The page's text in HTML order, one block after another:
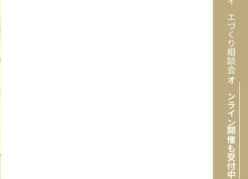
イエづくり相談会
オンライン開催
も受付中